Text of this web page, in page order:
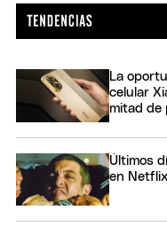
La
celular
mitad de
Últimos
en Netflix